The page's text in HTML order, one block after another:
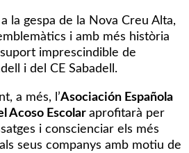
la gespa de la Nova Creu Alta,
i amb més història
imprescindible de
i del CE Sabadell.
a més, l’Asociación Española
Acoso Escolar aprofitarà per
i conscienciar els més
seus companys amb motiu de